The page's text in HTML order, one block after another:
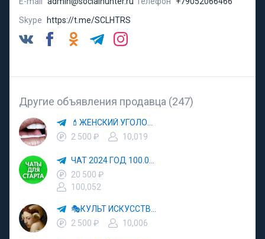
Skype
https://t.me/SCLHTRS
Другие объявления продавца (247)
2 500 ₽
10,019
20 500 ₽
100,052
2 500 ₽
10,006